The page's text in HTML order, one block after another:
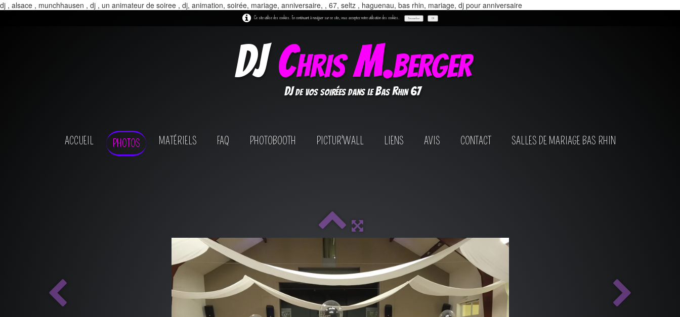
dj , alsace , munchhausen , dj , un animateur de soiree , dj, animation, soirée, mariage, anniversaire, , 67, seltz , haguenau, bas rhin, mariage, dj pour anniversaire
Ce site utilise des cookies. En continuant à naviguer sur ce site, vous acceptez notre utilisation des cookies. Personnaliser OK
DJChris M.berger
DJ de vos soirées dans le Bas Rhin 67
ACCUEIL PHOTOS MATÉRIELS FAQ PHOTOBOOTH PICTUR'WALL LIENS AVIS CONTACT SALLES DE MARIAGE BAS RHIN